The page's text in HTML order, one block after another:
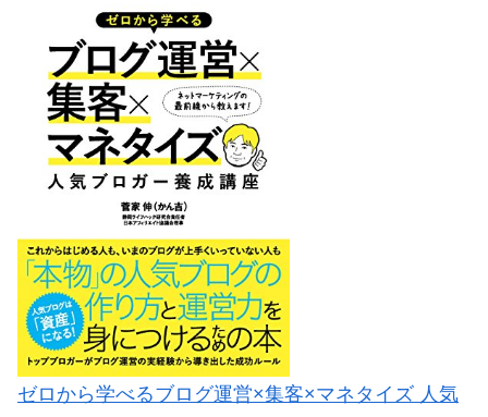
ゼロから学べるブログ運営×集客×マネタイズ 人気